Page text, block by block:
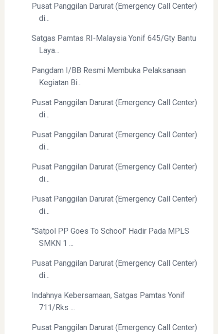
Directurat Jenderal Pajak: Langkah Signifikan Menuju
Kepatuhan Pajak
Pusat Panggilan Darurat (Emergency Call Center)
di...
Satgas Pamtas RI-Malaysia Yonif 645/Gty Bantu
Laya...
Pangdam I/BB Resmi Membuka Pelaksanaan
Kegiatan Bi...
Pusat Panggilan Darurat (Emergency Call Center)
di...
Pusat Panggilan Darurat (Emergency Call Center)
di...
Pusat Panggilan Darurat (Emergency Call Center)
di...
Pusat Panggilan Darurat (Emergency Call Center)
di...
"Satpol PP Goes To School" Hadir Pada MPLS
SMKN 1 ...
Pusat Panggilan Darurat (Emergency Call Center)
di...
Indahnya Kebersamaan, Satgas Pamtas Yonif
711/Rks ...
Pusat Panggilan Darurat (Emergency Call Center)